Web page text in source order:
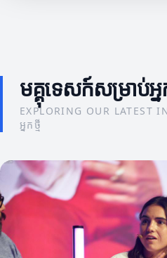
មគ្គុទេសក៍សម្រាប់អ្ន
EXPLORING OUR LATEST
អ្នកថ្មី